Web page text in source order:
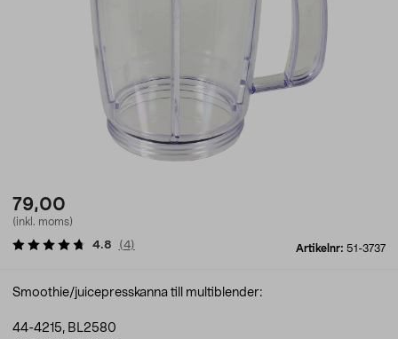
79,00
(inkl. moms)
Artikelnr: 51-3737
4.8 (4)
Smoothie/juicepresskanna till multiblender:
44-4215, BL2580